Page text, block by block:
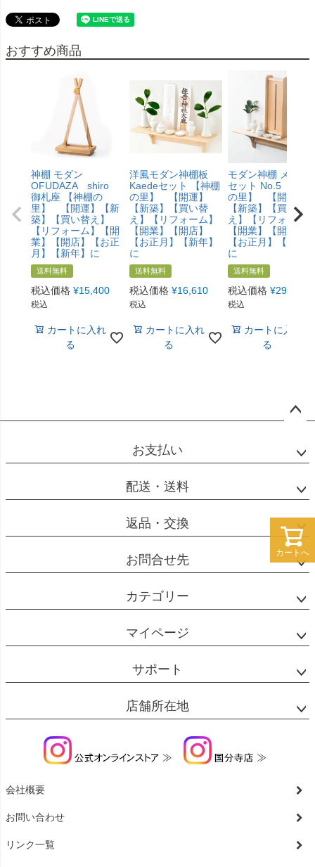
カートへ
おすすめ商品
神棚 モダン
OFUDAZA shiro
御札座 【神棚の
里】 【開運】【新
築】【買い替え】
【リフォーム】【開
業】【開店】【お正
月】【新年】に
送料無料
税込価格 ¥15,400
税込
カートに入れ
る
洋風モダン神棚板
Kaedeセット 【神棚
の里】 【開運】
【新築】【買い替
え】【リフォーム】
【開業】【開店】
【お正月】【新年】
に
送料無料
税込価格 ¥16,610
税込
カートに入れ
る
モダン神棚 メイプ
セット No.5 【神棚
の里】 【開運】
【新築】【買い替
え】【リフォーム
【開業】【開店】
【お正月】【新年
に
送料無料
税込価格 ¥29,810
税込
カートに入れ
る
ップ
お支払い
配送・送料
返品・交換
お問合せ先
カテゴリー
マイページ
サポート
店舗所在地
会社概要
お問い合わせ
リンク一覧